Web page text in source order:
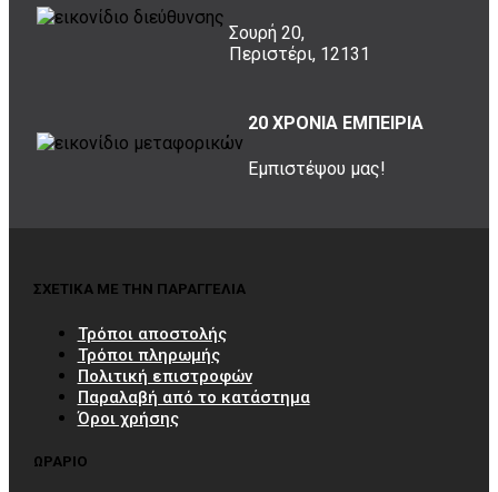
Σουρή 20,
Περιστέρι, 12131
20 ΧΡΟΝΙΑ ΕΜΠΕΙΡΙΑ
Εμπιστέψου μας!
ΣΧΕΤΙΚΑ ΜΕ ΤΗΝ ΠΑΡΑΓΓΕΛΙΑ
Τρόποι αποστολής
Τρόποι πληρωμής
Πολιτική επιστροφών
Παραλαβή από το κατάστημα
Όροι χρήσης
ΩΡΑΡΙΟ